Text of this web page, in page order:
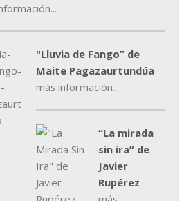
"Lluvia de Fango” de
Maite Pagazaurtundúa
más información...
“La mirada
sin ira” de
Javier
Rupérez